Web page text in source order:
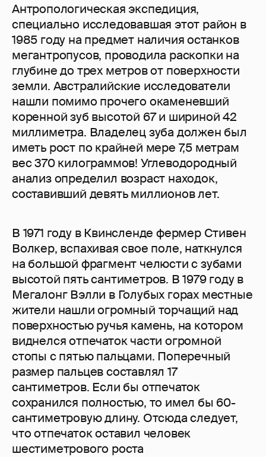
Антропологическая экспедиция,
специально исследовавшая этот район в
1985 году на предмет наличия останков
мегантропусов, проводила раскопки на
глубине до трех метров от поверхности
земли. Австралийские исследователи
нашли помимо прочего окаменевший
коренной зуб высотой 67 и шириной 42
миллиметра. Владелец зуба должен был
иметь рост по крайней мере 7,5 метрам
вес 370 килограммов! Углеводородный
анализ определил возраст находок,
составивший девять миллионов лет.
В 1971 году в Квинсленде фермер Стивен
Волкер, вспахивая свое поле, наткнулся
на большой фрагмент челюсти с зубами
высотой пять сантиметров. В 1979 году в
Мегалонг Вэлли в Голубых горах местные
жители нашли огромный торчащий над
поверхностью ручья камень, на котором
виднелся отпечаток части огромной
стопы с пятью пальцами. Поперечный
размер пальцев составлял 17
сантиметров. Если бы отпечаток
сохранился полностью, то имел бы 60-
сантиметровую длину. Отсюда следует,
что отпечаток оставил человек
шестиметрового роста